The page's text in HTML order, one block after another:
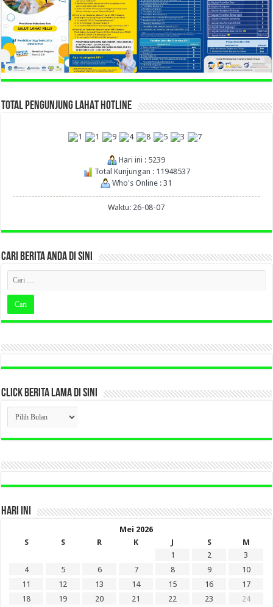
TOTAL PENGUNJUNG LAHAT HOTLINE
Hari ini : 5239
Total Kunjungan : 11948537
Who's Online : 31
Waktu: 26-08-07
CARI BERITA ANDA DI SINI
CLICK BERITA LAMA DI SINI
CLICK
BERITA
LAMA
DI
HARI INI
Mei 2026
S
S R K J S
M
1
2
3
4
5 6 7 8 9
10
11
12 13 14 15 16
17
18
19 20 21 22 23
24